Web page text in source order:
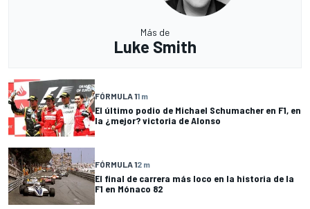
Más de
Luke Smith
FÓRMULA 11 m
El último podio de Michael Schumacher en F1, en
la ¿mejor? victoria de Alonso
FÓRMULA 12 m
El final de carrera más loco en la historia de la
F1 en Mónaco 82